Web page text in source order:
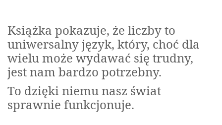
Książka pokazuje, że liczby to
uniwersalny język, który, choć dla
wielu może wydawać się trudny,
jest nam bardzo potrzebny.
To dzięki niemu nasz świat
sprawnie funkcjonuje.